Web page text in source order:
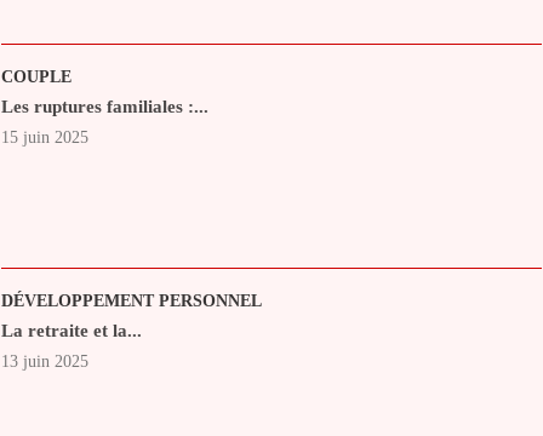
COUPLE
Les ruptures familiales :...
15 juin 2025
DÉVELOPPEMENT PERSONNEL
La retraite et la...
13 juin 2025